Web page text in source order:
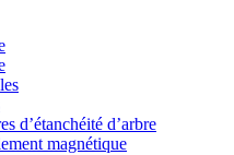
d’étanchéité d’arbre
magnétique